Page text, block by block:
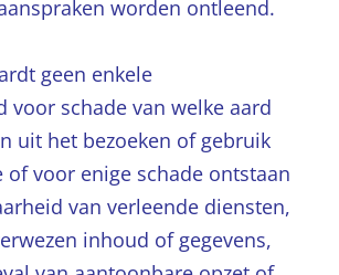
worden ontleend.
geen enkele
voor schade van welke aard
uit het bezoeken of gebruik
of voor enige schade ontstaan
van verleende diensten,
inhoud of gegevens,